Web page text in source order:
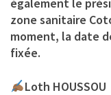
zone sanitaire
moment, la date
fixée.
Loth HOUSSOU